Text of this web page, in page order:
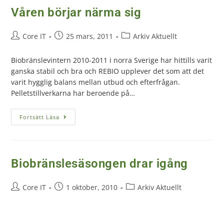
Våren börjar närma sig
Core IT 25 mars, 2011 Arkiv Aktuellt
Biobränslevintern 2010-2011 i norra Sverige har hittills varit
ganska stabil och bra och REBIO upplever det som att det
varit hygglig balans mellan utbud och efterfrågan.
Pelletstillverkarna har beroende på…
Fortsätt Läsa
Biobränslesäsongen drar igång
Core IT 1 oktober, 2010 Arkiv Aktuellt